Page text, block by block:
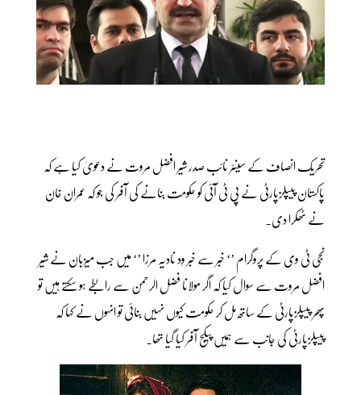
تحریک انصاف کے سینئر نائب صدر شیر افضل مروت نے دعویٰ کیا ہے کہ
پاکستان پیپلزپارٹی نے پی ٹی آئی کو حکومت بنانے کی آفر کی جو کہ عمران خان
نے ٹھکرا دی۔
نجی ٹی وی کے پروگرام ’‘ خبر سے خبر وِد نادیہ مرزا ’‘ میں جب میزبان نے شیر
افضل مروت سے سوال کیا کہ اگر مولانا فضل الرحمن سے رابطے ہو سکتے ہیں تو
پھر پیپلزپارٹی کے ساتھ مل کر حکومت کیوں نہیں بنائی تو انہوں نے کہا کہ
پیپلزپارٹی کی جانب سے ہمیں پیکج آفر کیا گیا تھا۔